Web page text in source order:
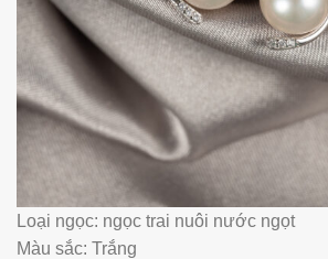
Loại ngọc: ngọc trai nuôi nước ngọt
Màu sắc: Trắng